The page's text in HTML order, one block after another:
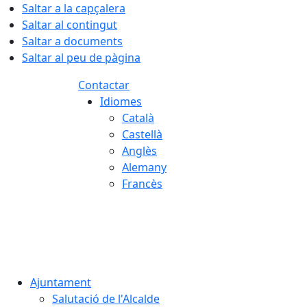
Saltar a la capçalera
Saltar al contingut
Saltar a documents
Saltar al peu de pàgina
Contactar
Idiomes
Català
Castellà
Anglès
Alemany
Francès
Ajuntament
Salutació de l'Alcalde